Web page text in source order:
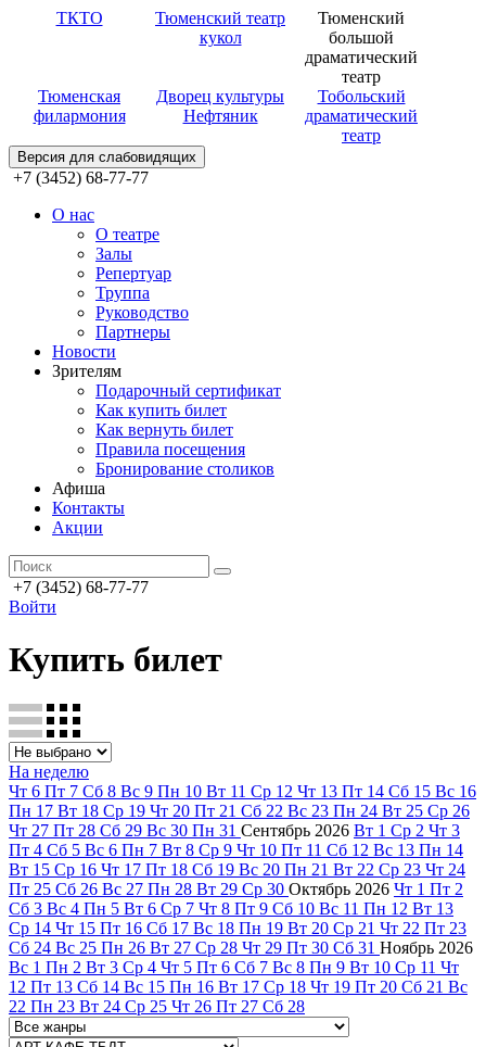
ТКТО
Тюменский театр
кукол
Тюменский
большой
драматический
театр
Тюменская
филармония
Дворец культуры
Нефтяник
Тобольский
драматический
театр
Версия для слабовидящих
+7 (3452) 68-77-77
О нас
О театре
Залы
Репертуар
Труппа
Руководство
Партнеры
Новости
Зрителям
Подарочный сертификат
Как купить билет
Как вернуть билет
Правила посещения
Бронирование столиков
Афиша
Контакты
Акции
+7 (3452) 68-77-77
Войти
Купить билет
На неделю
Чт 6 Пт 7 Сб 8 Вс 9 Пн 10 Вт 11 Ср 12 Чт 13 Пт 14 Сб 15 Вс 16
Пн 17 Вт 18 Ср 19 Чт 20 Пт 21 Сб 22 Вс 23 Пн 24 Вт 25 Ср 26
Чт 27 Пт 28 Сб 29 Вс 30 Пн 31 Сентябрь 2026 Вт 1 Ср 2 Чт 3
Пт 4 Сб 5 Вс 6 Пн 7 Вт 8 Ср 9 Чт 10 Пт 11 Сб 12 Вс 13 Пн 14
Вт 15 Ср 16 Чт 17 Пт 18 Сб 19 Вс 20 Пн 21 Вт 22 Ср 23 Чт 24
Пт 25 Сб 26 Вс 27 Пн 28 Вт 29 Ср 30 Октябрь 2026 Чт 1 Пт 2
Сб 3 Вс 4 Пн 5 Вт 6 Ср 7 Чт 8 Пт 9 Сб 10 Вс 11 Пн 12 Вт 13
Ср 14 Чт 15 Пт 16 Сб 17 Вс 18 Пн 19 Вт 20 Ср 21 Чт 22 Пт 23
Сб 24 Вс 25 Пн 26 Вт 27 Ср 28 Чт 29 Пт 30 Сб 31 Ноябрь 2026
Вс 1 Пн 2 Вт 3 Ср 4 Чт 5 Пт 6 Сб 7 Вс 8 Пн 9 Вт 10 Ср 11 Чт
12 Пт 13 Сб 14 Вс 15 Пн 16 Вт 17 Ср 18 Чт 19 Пт 20 Сб 21 Вс
22 Пн 23 Вт 24 Ср 25 Чт 26 Пт 27 Сб 28